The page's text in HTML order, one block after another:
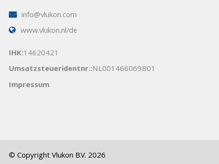
info@vlukon.com
www.vlukon.nl/de
IHK:14620421
Umsatzsteueridentnr.:NL001466069B01
Impressum
© Copyright Vlukon B.V. 2026